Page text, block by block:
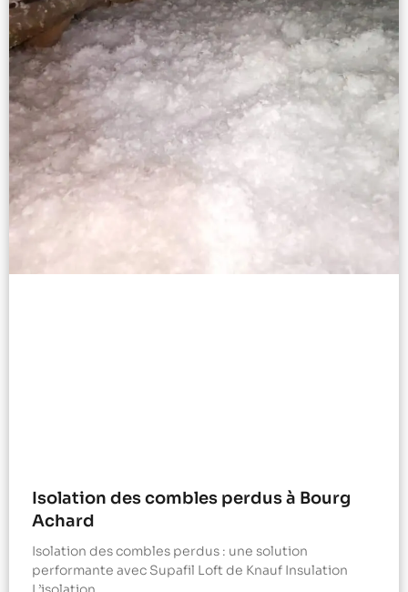
Isolation des combles perdus à Bourg
Achard
Isolation des combles perdus : une solution
performante avec Supafil Loft de Knauf Insulation